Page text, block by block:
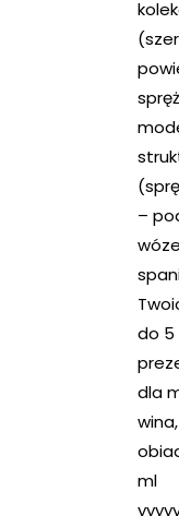
–
do 5
dla
ml